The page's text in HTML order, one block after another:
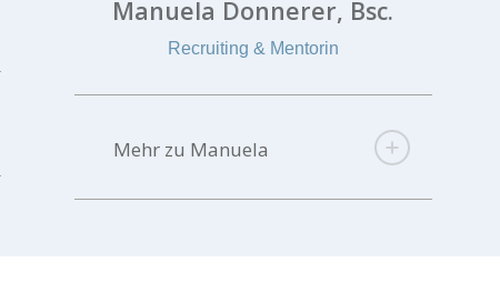
Manuela Donnerer, Bsc.
Recruiting & Mentorin
Mehr zu Manuela